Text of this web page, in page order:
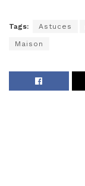
Tags: Astuces
Maison